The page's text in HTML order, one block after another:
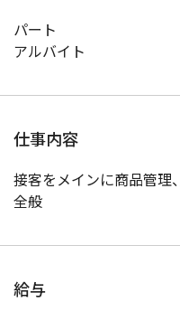
パート
アルバイト
仕事内容
接客をメインに商品管理
全般
給与